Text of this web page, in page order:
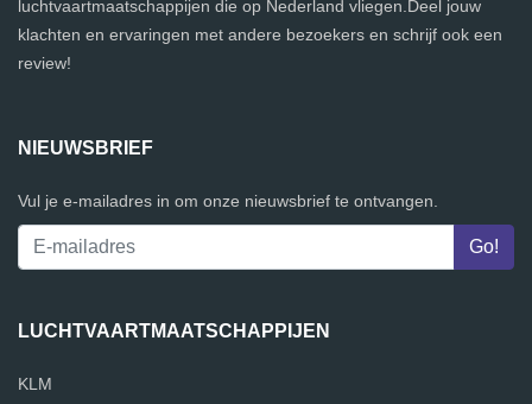
luchtvaartmaatschappijen die op Nederland vliegen.Deel jouw
klachten en ervaringen met andere bezoekers en schrijf ook een
review!
NIEUWSBRIEF
Vul je e-mailadres in om onze nieuwsbrief te ontvangen.
LUCHTVAARTMAATSCHAPPIJEN
KLM